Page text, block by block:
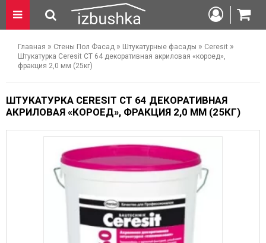
Главная » Стены Пол Фасад » Штукатурные фасады » Ceresit »
Штукатурка Ceresit СТ 64 декоративная акриловая «короед»,
фракция 2,0 мм (25кг)
ШТУКАТУРКА CERESIT СТ 64 ДЕКОРАТИВНАЯ
АКРИЛОВАЯ «КОРОЕД», ФРАКЦИЯ 2,0 ММ (25КГ)